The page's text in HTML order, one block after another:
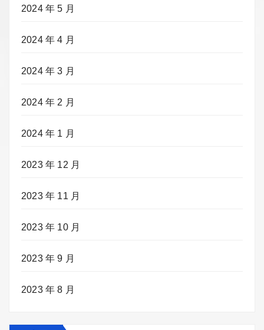
2024 年 5 月
2024 年 4 月
2024 年 3 月
2024 年 2 月
2024 年 1 月
2023 年 12 月
2023 年 11 月
2023 年 10 月
2023 年 9 月
2023 年 8 月